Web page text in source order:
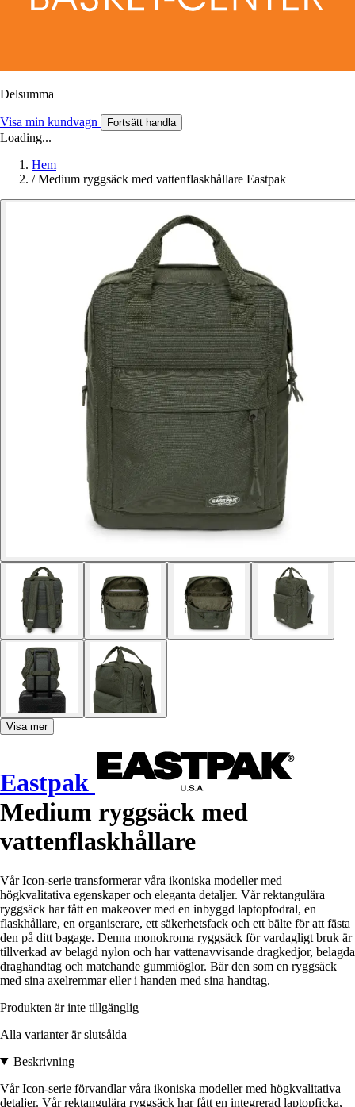
Delsumma
Visa min kundvagn Fortsätt handla
Loading...
Hem
/ Medium ryggsäck med vattenflaskhållare Eastpak
Visa mer
Eastpak
Medium ryggsäck med
vattenflaskhållare
Vår Icon-serie transformerar våra ikoniska modeller med
högkvalitativa egenskaper och eleganta detaljer. Vår rektangulära
ryggsäck har fått en makeover med en inbyggd laptopfodral, en
flaskhållare, en organiserare, ett säkerhetsfack och ett bälte för att fästa
den på ditt bagage. Denna monokroma ryggsäck för vardagligt bruk är
tillverkad av belagd nylon och har vattenavvisande dragkedjor, belagda
draghandtag och matchande gummiöglor. Bär den som en ryggsäck
med sina axelremmar eller i handen med sina handtag.
Produkten är inte tillgänglig
Alla varianter är slutsålda
Beskrivning
Vår Icon-serie förvandlar våra ikoniska modeller med högkvalitativa
detaljer. Vår rektangulära ryggsäck har fått en integrerad laptopficka,